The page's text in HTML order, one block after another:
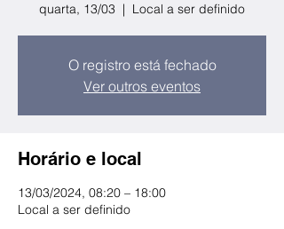
quarta, 13/03
  |
Local a ser definido
O registro está fechado
Ver outros eventos
Horário e local
13/03/2024, 08:20 – 18:00
Local a ser definido